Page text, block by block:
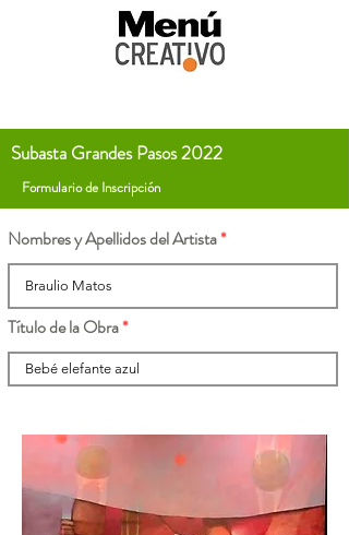
Subasta Grandes Pasos 2022
Formulario de Inscripción
Nombres y Apellidos del Artista
Título de la Obra